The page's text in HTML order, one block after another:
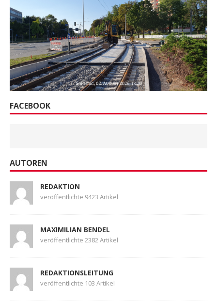
FACEBOOK
AUTOREN
REDAKTION
veröffentlichte 9423 Artikel
MAXIMILIAN BENDEL
veröffentlichte 2382 Artikel
REDAKTIONSLEITUNG
veröffentlichte 103 Artikel